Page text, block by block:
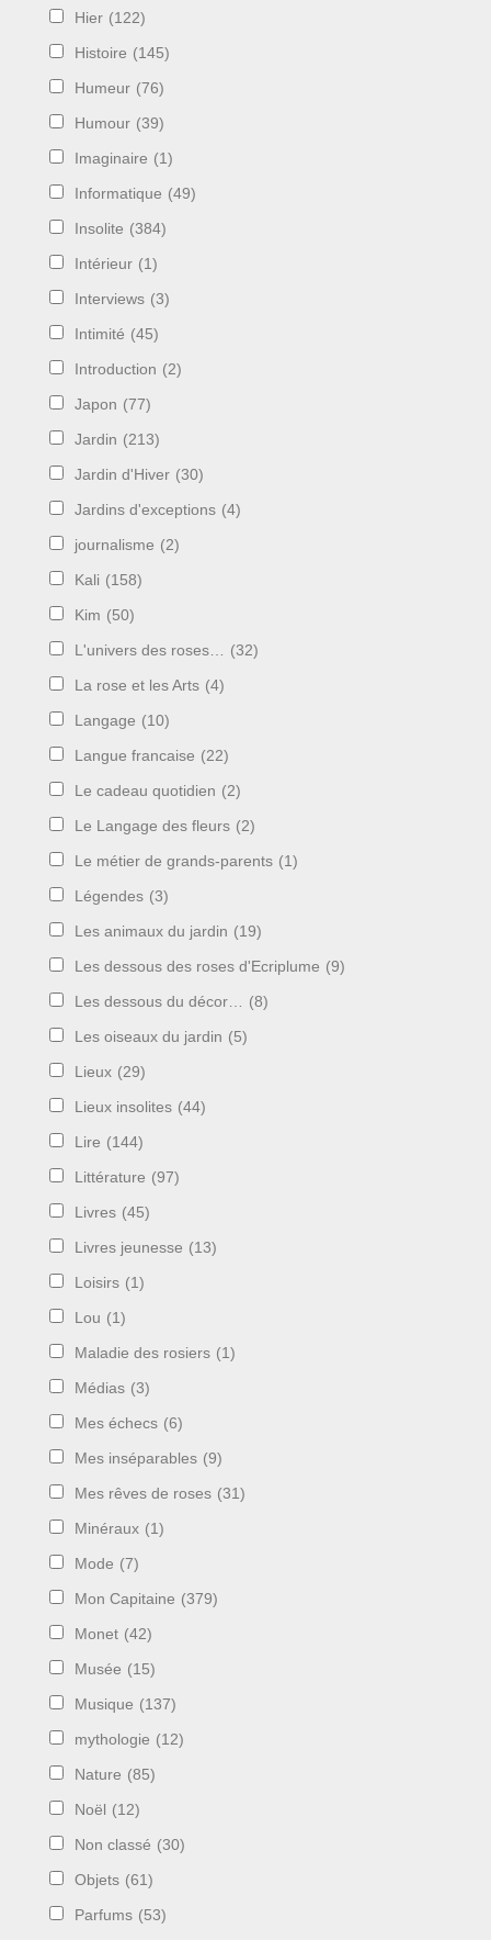
Hier (122)
Histoire (145)
Humeur (76)
Humour (39)
Imaginaire (1)
Informatique (49)
Insolite (384)
Intérieur (1)
Interviews (3)
Intimité (45)
Introduction (2)
Japon (77)
Jardin (213)
Jardin d'Hiver (30)
Jardins d'exceptions (4)
journalisme (2)
Kali (158)
Kim (50)
L'univers des roses… (32)
La rose et les Arts (4)
Langage (10)
Langue francaise (22)
Le cadeau quotidien (2)
Le Langage des fleurs (2)
Le métier de grands-parents (1)
Légendes (3)
Les animaux du jardin (19)
Les dessous des roses d'Ecriplume (9)
Les dessous du décor… (8)
Les oiseaux du jardin (5)
Lieux (29)
Lieux insolites (44)
Lire (144)
Littérature (97)
Livres (45)
Livres jeunesse (13)
Loisirs (1)
Lou (1)
Maladie des rosiers (1)
Médias (3)
Mes échecs (6)
Mes inséparables (9)
Mes rêves de roses (31)
Minéraux (1)
Mode (7)
Mon Capitaine (379)
Monet (42)
Musée (15)
Musique (137)
mythologie (12)
Nature (85)
Noël (12)
Non classé (30)
Objets (61)
Parfums (53)